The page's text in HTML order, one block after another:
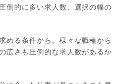
倒的に多い求人数、選択の幅の
める条件から、様々な職種から
広さも圧倒的な求人数があるか